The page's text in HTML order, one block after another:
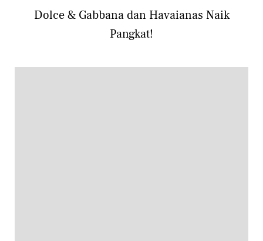
Dolce & Gabbana dan Havaianas Naik
Pangkat!